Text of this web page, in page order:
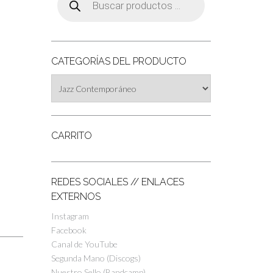
productos
CATEGORÍAS DEL PRODUCTO
CARRITO
REDES SOCIALES // ENLACES
EXTERNOS
Instagram
Facebook
Canal de YouTube
Segunda Mano (Discogs)